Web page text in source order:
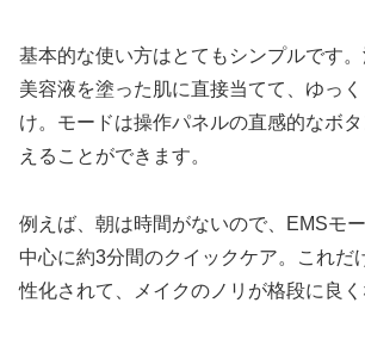
基本的な使い方はとてもシンプルです
美容液を塗った肌に直接当てて、ゆっ
け。モードは操作パネルの直感的なボ
えることができます。
例えば、朝は時間がないので、EMSモ
中心に約3分間のクイックケア。これだ
性化されて、メイクのノリが格段に良く